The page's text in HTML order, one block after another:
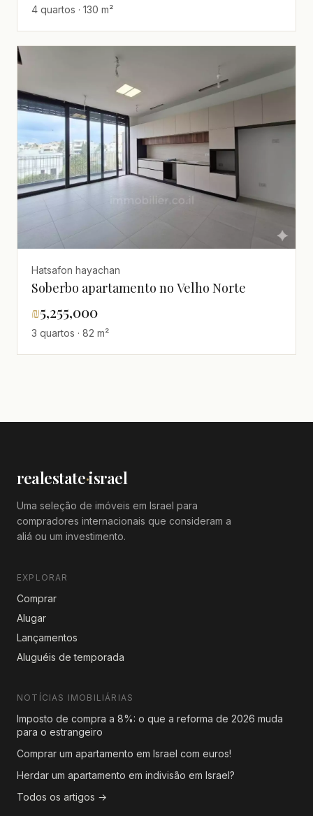
4 quartos · 130 m²
Hatsafon hayachan
Soberbo apartamento no Velho Norte
₪5,255,000
3 quartos · 82 m²
realestate·israel
Uma seleção de imóveis em Israel para
compradores internacionais que consideram a
aliá ou um investimento.
EXPLORAR
Comprar
Alugar
Lançamentos
Aluguéis de temporada
NOTÍCIAS IMOBILIÁRIAS
Imposto de compra a 8%: o que a reforma de 2026 muda
para o estrangeiro
Comprar um apartamento em Israel com euros!
Herdar um apartamento em indivisão em Israel?
Todos os artigos →